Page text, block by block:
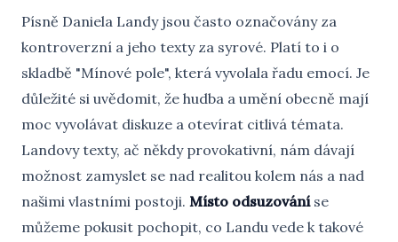
Písně Daniela Landy jsou často označovány za
kontroverzní a jeho texty za syrové. Platí to i o
skladbě "Mínové pole", která vyvolala řadu emocí. Je
důležité si uvědomit, že hudba a umění obecně mají
moc vyvolávat diskuze a otevírat citlivá témata.
Landovy texty, ač někdy provokativní, nám dávají
možnost zamyslet se nad realitou kolem nás a nad
našimi vlastními postoji. Místo odsuzováníse
můžeme pokusit pochopit, co Landu vede k takové